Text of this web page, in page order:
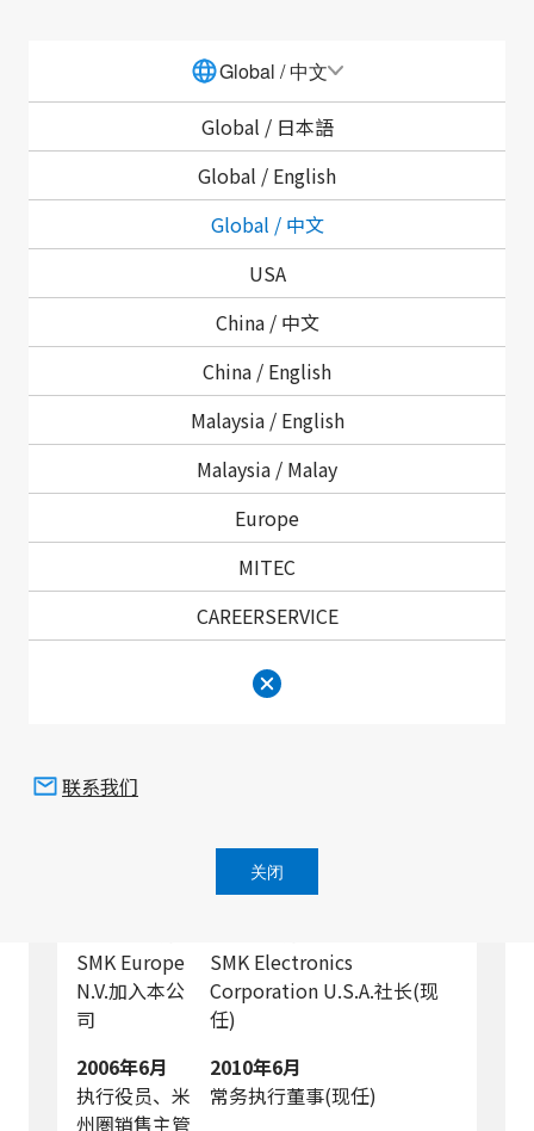
Global / 中文
Global / 日本語
Global / English
Global / 中文
USA
China / 中文
China / English
Malaysia / English
Malaysia / Malay
Europe
MITEC
CAREERSERVICE
联系我们
关闭
CTO(现任)
(现任)
Paul Evans
履历
SMK Europe
N.V.加入本公
司
SMK Electronics
Corporation U.S.A.社长(现
任)
2006年6月
执行役员、米
州圏销售主管
2010年6月
常务执行董事(现任)